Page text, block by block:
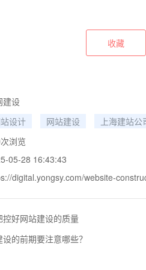
收藏
建设
设计 网站建设
上海建站公
次浏览
05-28 16:43:43
digital.yongsy.com/website-
控好网站建设的质量
设的前期要注意哪些？